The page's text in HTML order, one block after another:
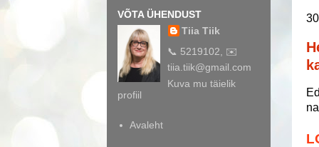
VÕTA ÜHENDUST
Tiia Tiik
📞 5219102, ✉️
tiia.tiik@gmail.com
Kuva mu täielik
profiil
Avaleht